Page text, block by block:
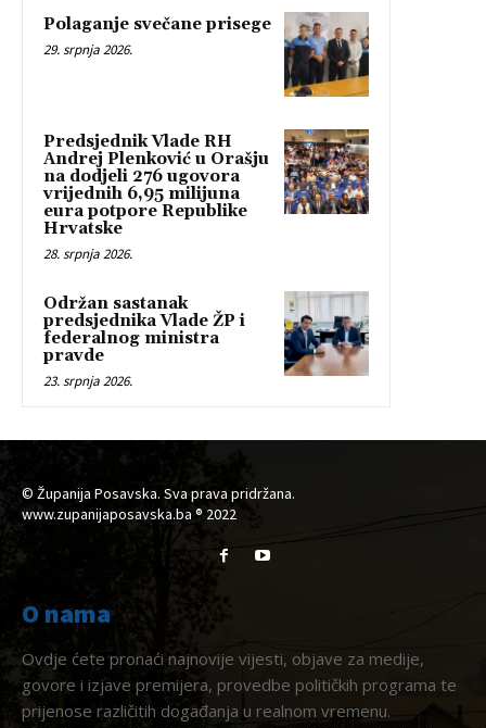
Polaganje svečane prisege
29. srpnja 2026.
Predsjednik Vlade RH
Andrej Plenković u Orašju
na dodjeli 276 ugovora
vrijednih 6,95 milijuna
eura potpore Republike
Hrvatske
28. srpnja 2026.
Održan sastanak
predsjednika Vlade ŽP i
federalnog ministra
pravde
23. srpnja 2026.
© Županija Posavska. Sva prava pridržana.
www.zupanijaposavska.ba ® 2022
O nama
Ovdje ćete pronaći najnovije vijesti, objave za medije,
govore i izjave premijera, provedbe političkih programa te
prijenose različitih događanja u realnom vremenu.